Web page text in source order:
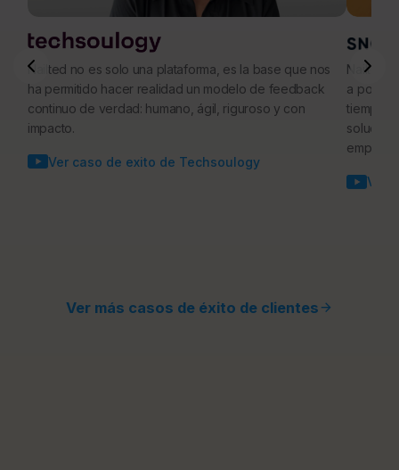
Más info sobre Reuniones 1:1
Nailted no es solo una plataforma, es la base que nos
ha permitido hacer realidad un modelo de feedback
continuo de verdad: humano, ágil, riguroso y con
impacto.
Ver caso de exito de Techsoulogy
Nailted
a
tiempo
solución
Ver
Ver más casos de éxito de clientes